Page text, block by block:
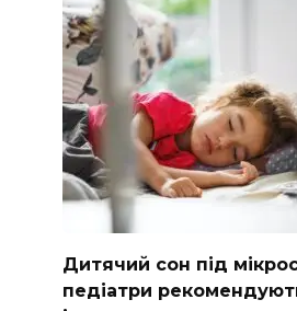
Дитячий сон під
педіатри